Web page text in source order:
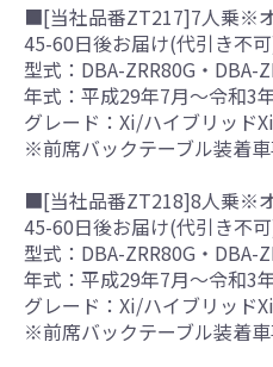
■[当社品番ZT217]7人乗※
45-60日後お届け(代引き不
型式：DBA-ZRR80G・DBA-
年式：平成29年7月～令和3
グレード：Xi/ハイブリッドXi
※前席バックテーブル装着
■[当社品番ZT218]8人乗※
45-60日後お届け(代引き不
型式：DBA-ZRR80G・DBA-
年式：平成29年7月～令和3
グレード：Xi/ハイブリッドXi
※前席バックテーブル装着